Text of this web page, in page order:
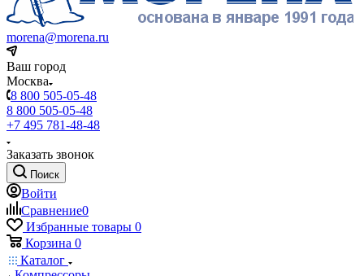
morena@morena.ru
Ваш город
Москва
8 800 505-05-48
8 800 505-05-48
+7 495 781-48-48
Заказать звонок
Поиск
Войти
Сравнение0
Избранные товары 0
Корзина 0
Каталог